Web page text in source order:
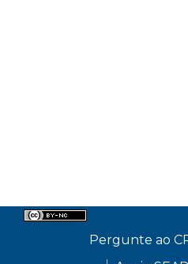
Pergunte ao